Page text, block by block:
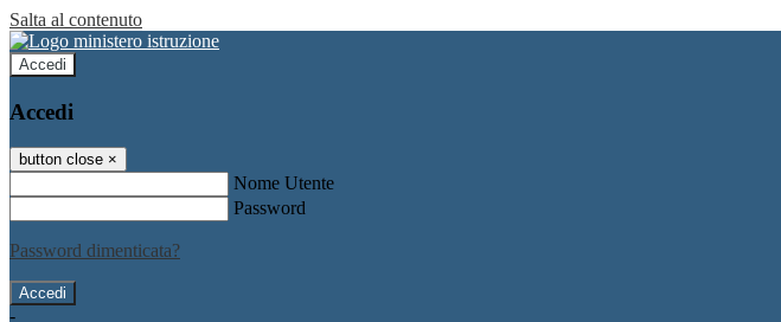
Salta al contenuto
Accedi
Accedi
button close ×
Nome Utente
Password
Password dimenticata?
-